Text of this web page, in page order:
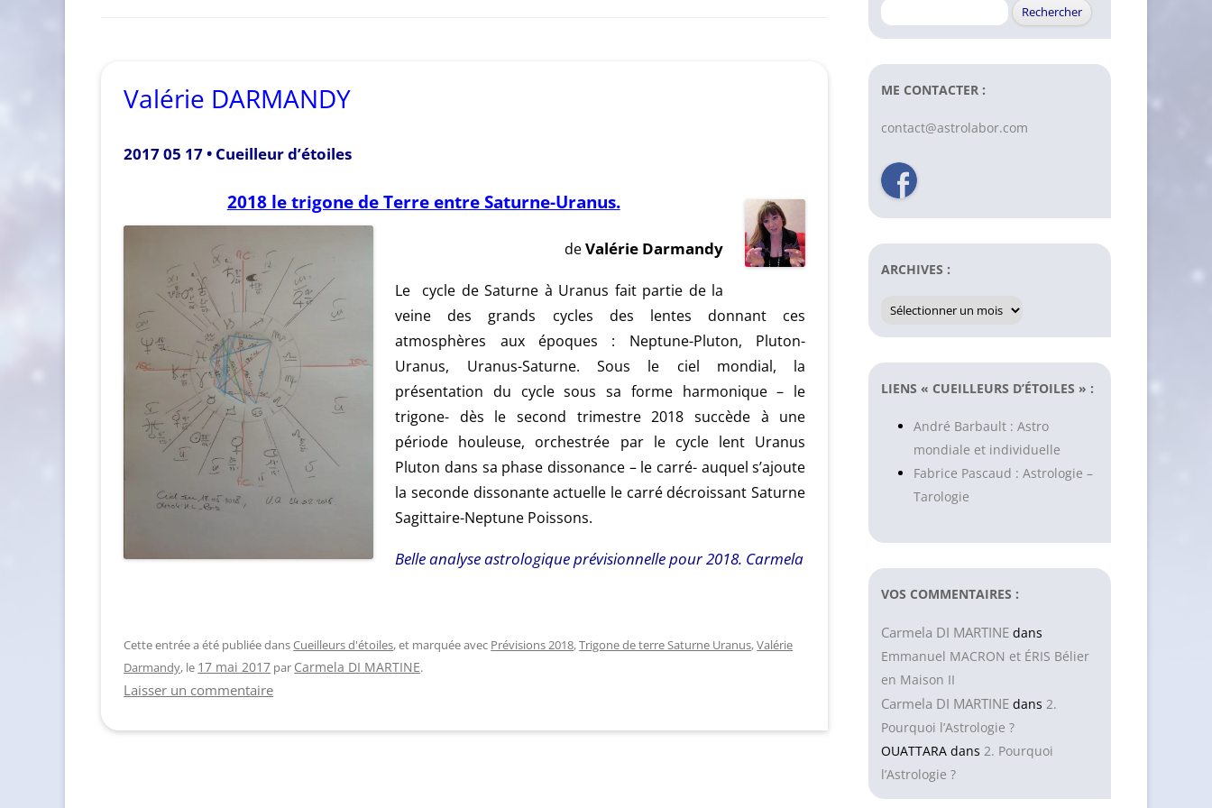
Valérie DARMANDY
2017 05 17 • Cueilleur d’étoiles
2018 le trigone de Terre entre Saturne-Uranus.
deValérie Darmandy
Le cycle de Saturne à Uranus fait partie de la
veine des grands cycles des lentes donnant ces
atmosphères aux époques : Neptune-Pluton, Pluton-
Uranus, Uranus-Saturne. Sous le ciel mondial, la
présentation du cycle sous sa forme harmonique – le
trigone- dès le second trimestre 2018 succède à une
période houleuse, orchestrée par le cycle lent Uranus
Pluton dans sa phase dissonance – le carré- auquel s’ajoute
la seconde dissonante actuelle le carré décroissant Saturne
Sagittaire-Neptune Poissons.
Belle analyse astrologique prévisionnelle pour 2018. Carmela
Cette entrée a été publiée dansCueilleurs d'étoiles, et marquée avec Prévisions 2018,Trigone de terre Saturne Uranus,Valérie
Darmandy, le 17 mai 2017 par Carmela DI MARTINE.
Laisser un commentaire
Rechercher :
ME CONTACTER :
contact@astrolabor.com
ARCHIVES :
Archives
LIENS « CUEILLEURS D’ÉTOILES » :
André Barbault : Astro
mondiale et individuelle
Fabrice Pascaud : Astrologie –
Tarologie
VOS COMMENTAIRES :
Carmela DI MARTINE dans
Emmanuel MACRON et ÉRIS Bélier
en Maison II
Carmela DI MARTINE dans 2.
Pourquoi l’Astrologie ?
OUATTARA dans 2. Pourquoi
l’Astrologie ?